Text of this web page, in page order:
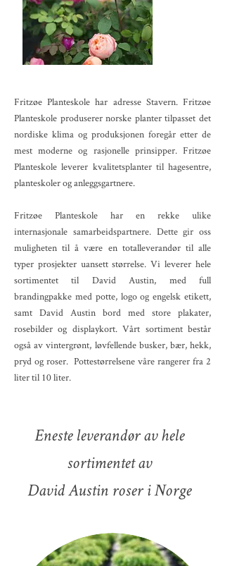
Fritzøe Planteskole har adresse Stavern. Fritzøe
Planteskole produserer norske planter tilpasset det
nordiske klima og produksjonen foregår etter de
mest moderne og rasjonelle prinsipper. Fritzøe
Planteskole leverer kvalitetsplanter til hagesentre,
planteskoler og anleggsgartnere.
Fritzøe Planteskole har en rekke ulike
internasjonale samarbeidspartnere. Dette gir oss
muligheten til å være en totalleverandør til alle
typer prosjekter uansett størrelse. Vi leverer hele
sortimentet til David Austin, med full
brandingpakke med potte, logo og engelsk etikett,
samt David Austin bord med store plakater,
rosebilder og displaykort. Vårt sortiment består
også av vintergrønt, løvfellende busker, bær, hekk,
pryd og roser. Pottestørrelsene våre rangerer fra 2
liter til 10 liter.
Eneste leverandør av hele
sortimentet av
David Austin roser i Norge